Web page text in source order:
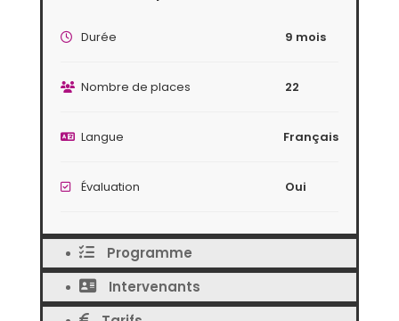
Durée 9 mois
Nombre de places 22
Langue Français
Évaluation Oui
Programme
Intervenants